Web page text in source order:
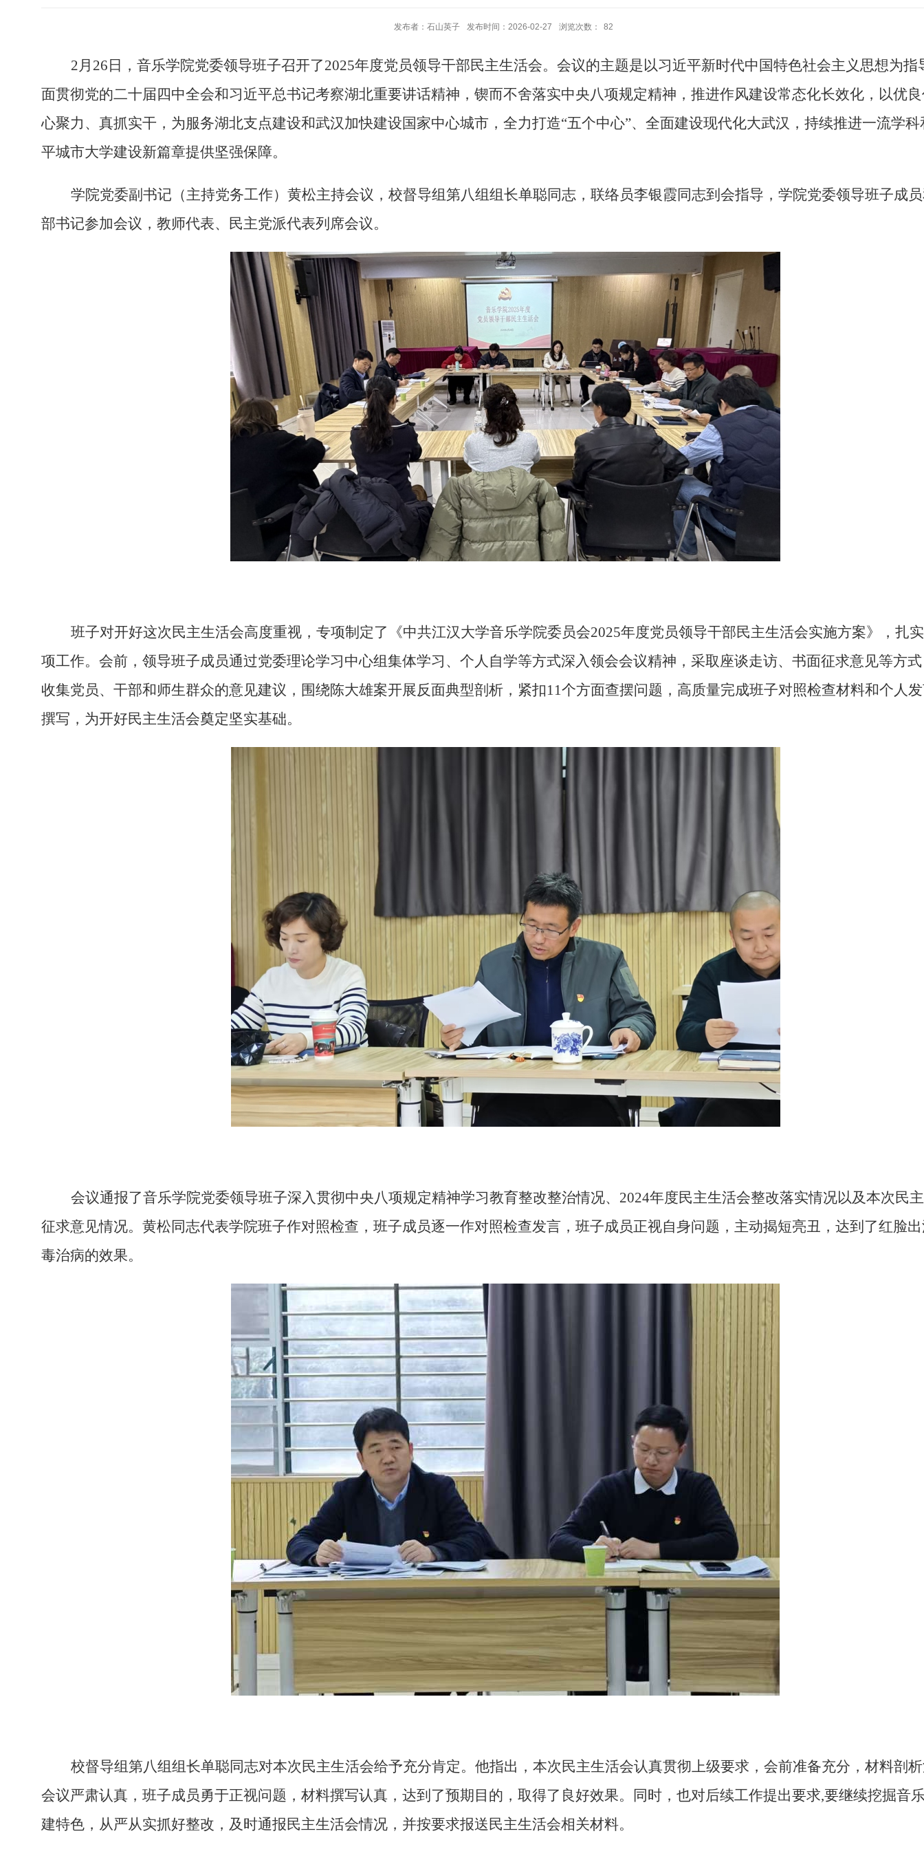
发布者：石山英子 发布时间：2026-02-27 浏览次数： 82
2月26日 ，音乐学院党委领导班子召开了2025年度党员领导干部民主生活会。会议的主题是以习近平新时代中国特色社会主义思想为指
面贯彻党的二十届四中全会和习近平总书记考察湖北重要讲话精神，锲而不舍落实中央八项规定精神，推进作风建设常态化长效化，以优
心聚力、真抓实干，为服务湖北支点建设和武汉加快建设国家中心城市，全力打造“五个中心”、全面建设现代化大武汉，持续推进一流学
平城市大学建设新篇章提供坚强保障。
学院党委副书记（主持党务工作）黄松主持会议， 校督导组第八组组长单聪同志，联络员李银霞同志到会指导，学院党委领导班子成
部书记参加会议，教师代表、民主党派代表列席会议。
班子对开好这次民主生活会高度重视， 专项制定了《中共江汉大学音乐学院委员会2025年度党员领导干部民主生活会实施方案》，扎
项工作。 会前， 领导班子成员通过党委理论学习中心组集体学习、个人自学等方式深入领会会议精神，采取座谈走访、书面征求意见等方
收集党员、干部和师生群众的意见建议，围绕陈大雄案开展反面典型剖析，紧扣11个方面查摆问题，高质量完成班子对照检查材料和个人
撰写，为开好民主生活会奠定坚实基础。
会议通报了音乐学院党委领导班子深入贯彻中央八项规定精神学习教育整改整治情况、 2024年度民主生活会整改落实情况以及本次 民
征求意见情况。 黄松同志代表学院班子作对照检查，班子成员逐一作对照检查发言， 班子成员正视自身问题，主动揭短亮丑 ，达到了红脸
毒治病的效果。
校督导组第八组组长单聪同志对本次民主生活会给予充分肯定。他指出， 本次民主生活会认真贯彻上级要求，会前准备充分，材料剖
会议严肃认真，班子成员勇于正视问题，材料撰写认真，达到了预期目的，取得了良好效果。同时 ，也对后续工作提出要求,要继续挖掘音
建特色，从严从实抓好整改，及时通报民主生活会情况，并按要求报送民主生活会相关材料。